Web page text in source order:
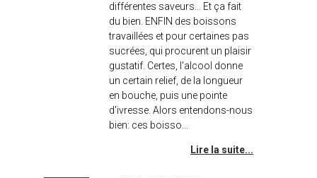
différentes saveurs... Et ça fait
du bien. ENFIN des boissons
travaillées et pour certaines pas
sucrées, qui procurent un plaisir
gustatif. Certes, l'alcool donne
un certain relief, de la longueur
en bouche, puis une pointe
d'ivresse. Alors entendons-nous
bien: ces boisso...
Lire la suite...